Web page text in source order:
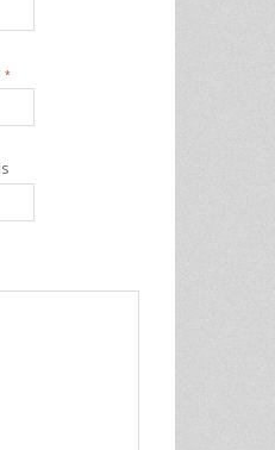
*